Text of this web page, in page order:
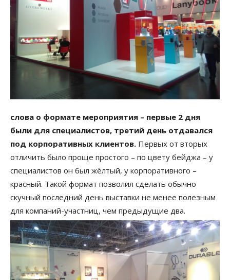
слова о формате мероприятия – первые 2 дня
были для специалистов, третий день отдавался
под корпоративных клиентов. Первых от вторых
отличить было проще простого – по цвету бейджа – у
специалистов он был жёлтый, у корпоративного –
красный. Такой формат позволил сделать обычно
скучный последний день выставки не менее полезным
для компаний-участниц, чем предыдущие два.